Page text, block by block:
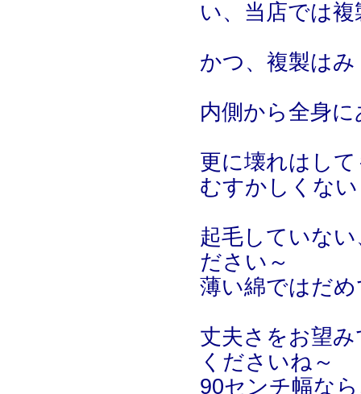
い、当店では
かつ、複製は
内側から全身
更に壊れはし
むすかしくな
起毛していな
ださい～
薄い綿ではだ
丈夫さをお望
くださいね～
90センチ幅な